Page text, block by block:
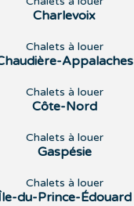
Charlevoix
Chalets à louer
Appalaches
Chalets à louer
Côte-Nord
Chalets à louer
Gaspésie
Chalets à louer
du-Prince-Édouard